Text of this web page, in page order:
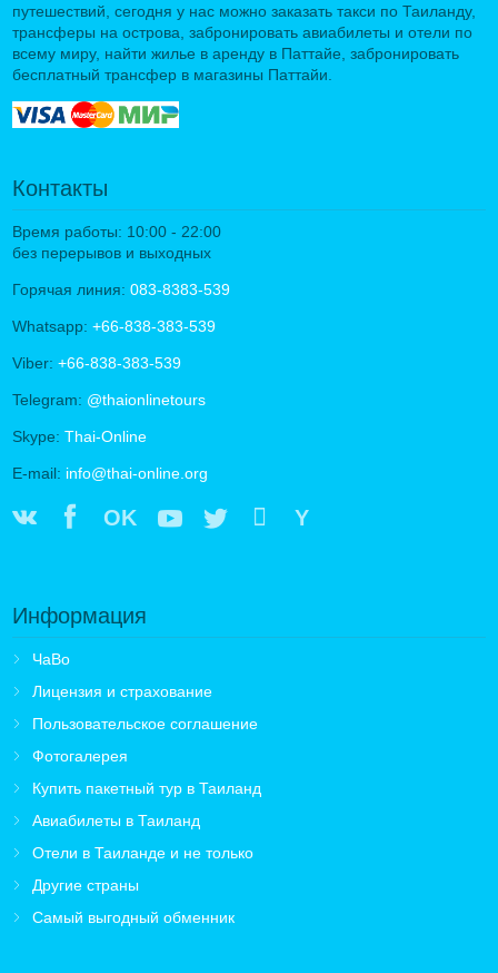
путешествий, сегодня у нас можно заказать такси по Таиланду,
трансферы на острова, забронировать авиабилеты и отели по
всему миру, найти жилье в аренду в Паттайе, забронировать
бесплатный трансфер в магазины Паттайи.
Контакты
Время работы: 10:00 - 22:00
без перерывов и выходных
Горячая линия: 083-8383-539
Whatsapp: +66-838-383-539
Viber: +66-838-383-539
Telegram: @thaionlinetours
Skype: Thai-Online
E-mail: info@thai-online.org
OK Y
Информация
ЧаВо
Лицензия и страхование
Пользовательское соглашение
Фотогалерея
Купить пакетный тур в Таиланд
Авиабилеты в Таиланд
Отели в Таиланде и не только
Другие страны
Самый выгодный обменник